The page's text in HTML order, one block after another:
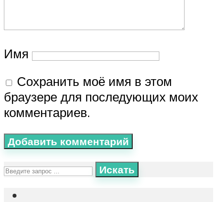
Имя
Сохранить моё имя в этом
браузере для последующих моих
комментариев.
Искать